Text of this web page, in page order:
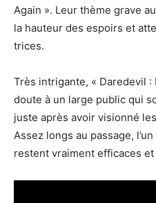
Again ». Leur thème grave
la hauteur des espoirs et
trices.
Très intrigante, « Daredevil :
doute à un large public qui
juste après avoir visionné
Assez longs au passage,
restent vraiment efficaces